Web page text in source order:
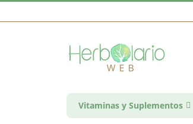
Vitaminas y Suplementos